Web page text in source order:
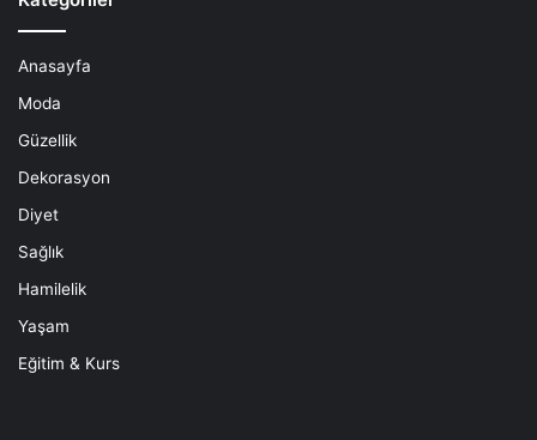
Anasayfa
Moda
Güzellik
Dekorasyon
Diyet
Sağlık
Hamilelik
Yaşam
Eğitim & Kurs